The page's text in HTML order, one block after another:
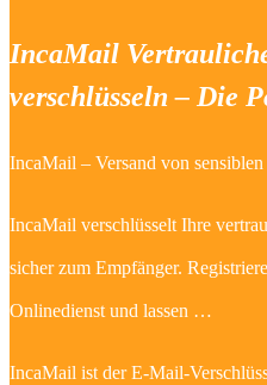
IncaMail
verschlüsseln – Die
IncaMail – Versand von
IncaMail verschlüsselt Ihre
sicher zum Empfänger.
Onlinedienst und lassen …
IncaMail ist der E-Mail-